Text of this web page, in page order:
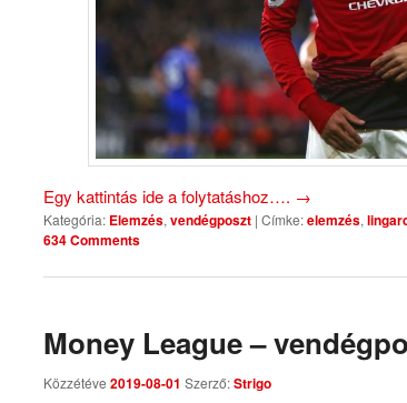
Egy kattintás ide a folytatáshoz…. →
Kategória: Elemzés, vendégposzt | Címke:elemzés,
634 Comments
Money League –
Közzétéve 2019-08-01 Szerző:Strigo